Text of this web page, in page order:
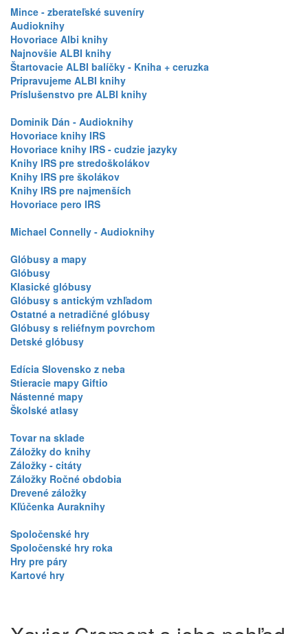
Mince - zberateľské suveníry
Audioknihy
Hovoriace Albi knihy
Najnovšie ALBI knihy
Štartovacie ALBI balíčky - Kniha + ceruzka
Pripravujeme ALBI knihy
Príslušenstvo pre ALBI knihy
Dominik Dán - Audioknihy
Hovoriace knihy IRS
Hovoriace knihy IRS - cudzie jazyky
Knihy IRS pre stredoškolákov
Knihy IRS pre školákov
Knihy IRS pre najmenších
Hovoriace pero IRS
Michael Connelly - Audioknihy
Glóbusy a mapy
Glóbusy
Klasické glóbusy
Glóbusy s antickým vzhľadom
Ostatné a netradičné glóbusy
Glóbusy s reliéfnym povrchom
Detské glóbusy
Edícia Slovensko z neba
Stieracie mapy Giftio
Nástenné mapy
Školské atlasy
Tovar na sklade
Záložky do knihy
Záložky - citáty
Záložky Ročné obdobia
Drevené záložky
Kľúčenka Auraknihy
Spoločenské hry
Spoločenské hry roka
Hry pre páry
Kartové hry